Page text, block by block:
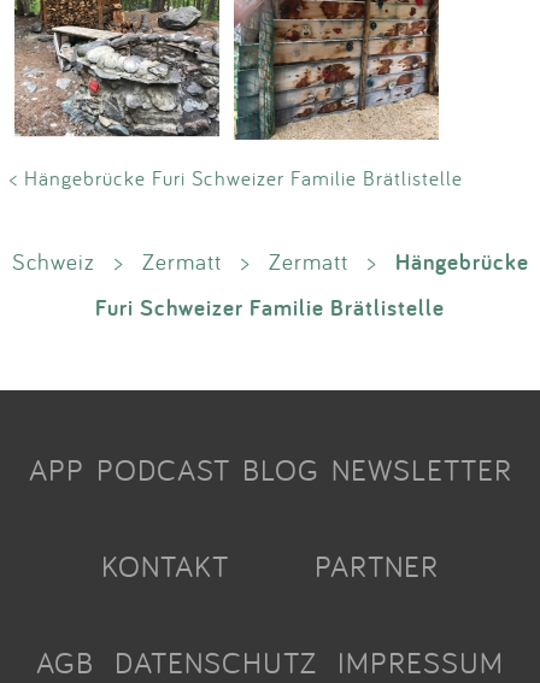
< Hängebrücke Furi Schweizer Familie Brätlistelle
Schweiz > Zermatt > Zermatt >
Hängebrücke
Furi Schweizer Familie Brätlistelle
APP PODCAST BLOG NEWSLETTER
KONTAKT PARTNER
AGB DATENSCHUTZ IMPRESSUM